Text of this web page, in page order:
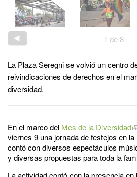
1 de 8
La Plaza Seregni se volvió un centro
reivindicaciones de derechos en el
diversidad.
En el marco del Mes de la Diversidad
viernes 9 una jornada de festejos en
contó con diversos espectáculos
y diversas propuestas para toda la